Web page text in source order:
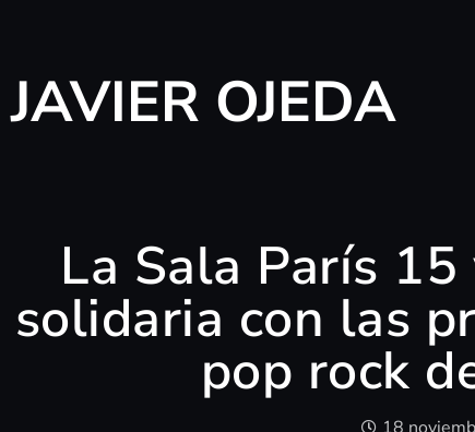
JAVIER OJEDA
La Sala París
solidaria con las
pop rock